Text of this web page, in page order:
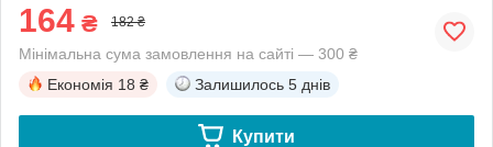
164 ₴ 182 ₴
Мінімальна сума замовлення на сайті — 300 ₴
Економія 18 ₴ Залишилось 5 днів
Купити